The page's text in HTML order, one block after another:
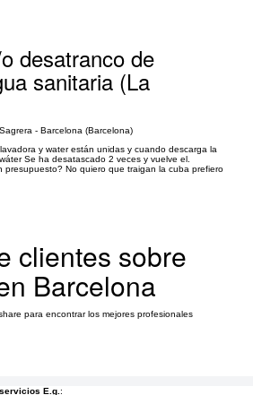
desatranco de
sanitaria (La
- Barcelona (Barcelona)
y water están unidas y cuando descarga la
Se ha desatascado 2 veces y vuelve el.
presupuesto? No quiero que traigan la cuba prefiero
clientes sobre
Barcelona
para encontrar los mejores profesionales
E.g. :